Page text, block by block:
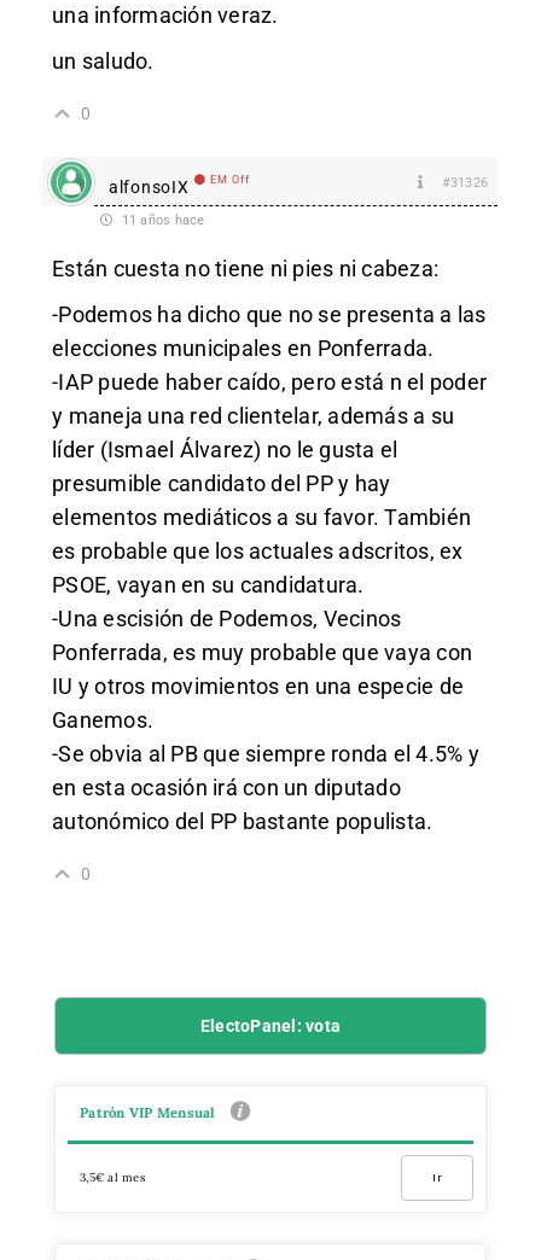
una información veraz.
un saludo.
0
alfonsoIX EM Off #31326
11 años hace
Están cuesta no tiene ni pies ni cabeza:
-Podemos ha dicho que no se presenta a las
elecciones municipales en Ponferrada.
-IAP puede haber caído, pero está n el poder
y maneja una red clientelar, además a su
líder (Ismael Álvarez) no le gusta el
presumible candidato del PP y hay
elementos mediáticos a su favor. También
es probable que los actuales adscritos, ex
PSOE, vayan en su candidatura.
-Una escisión de Podemos, Vecinos
Ponferrada, es muy probable que vaya con
IU y otros movimientos en una especie de
Ganemos.
-Se obvia al PB que siempre ronda el 4.5% y
en esta ocasión irá con un diputado
autonómico del PP bastante populista.
0
ElectoPanel: vota
Patrón VIP Mensual
3,5€ al mes Ir